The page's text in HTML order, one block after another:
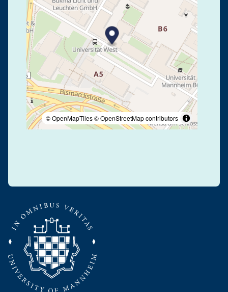
© OpenMapTiles© OpenStreetMap contributors